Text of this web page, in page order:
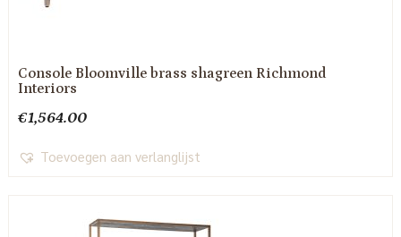
Console Bloomville brass shagreen Richmond
Interiors
€1,564.00
Toevoegen aan verlanglijst